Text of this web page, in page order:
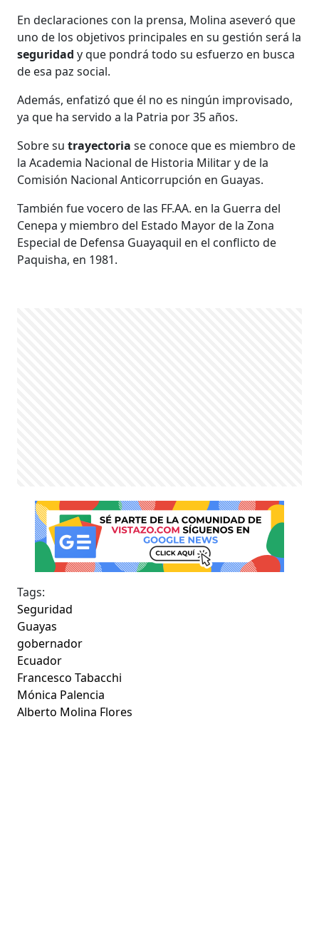
En declaraciones con la prensa, Molina aseveró que
uno de los objetivos principales en su gestión será la
seguridad y que pondrá todo su esfuerzo en busca
de esa paz social.
Además, enfatizó que él no es ningún improvisado,
ya que ha servido a la Patria por 35 años.
Sobre sutrayectoriase conoce que es miembro de
la Academia Nacional de Historia Militar y de la
Comisión Nacional Anticorrupción en Guayas.
También fue vocero de las FF.AA. en la Guerra del
Cenepa y miembro del Estado Mayor de la Zona
Especial de Defensa Guayaquil en el conflicto de
Paquisha, en 1981.
Tags:
Seguridad
Guayas
gobernador
Ecuador
Francesco Tabacchi
Mónica Palencia
Alberto Molina Flores